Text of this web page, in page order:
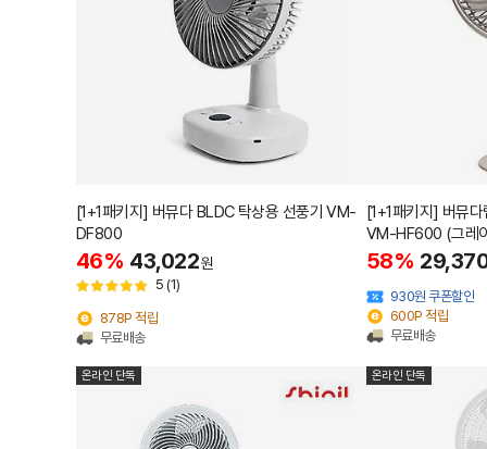
[1+1패키지] 버뮤다 BLDC 탁상용 선풍기 VM-
DF800
46% 43,022원
5 (1)
878P 적립
무료배송
[1+1패키지] 버뮤
VM-HF600 (그레
58%
930원 쿠폰할인
600P 적립
무료배송
온라인 단독 온라인 단독